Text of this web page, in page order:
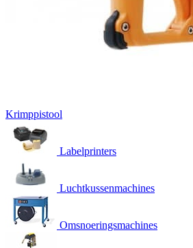
Krimppistool
Labelprinters
Luchtkussenmachines
Omsnoeringsmachines